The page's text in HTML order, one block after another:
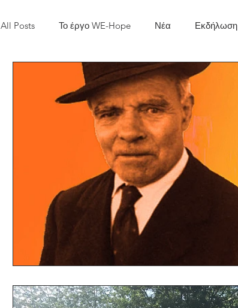
All Posts Το έργο WE-Hope Νέα Εκδήλωση